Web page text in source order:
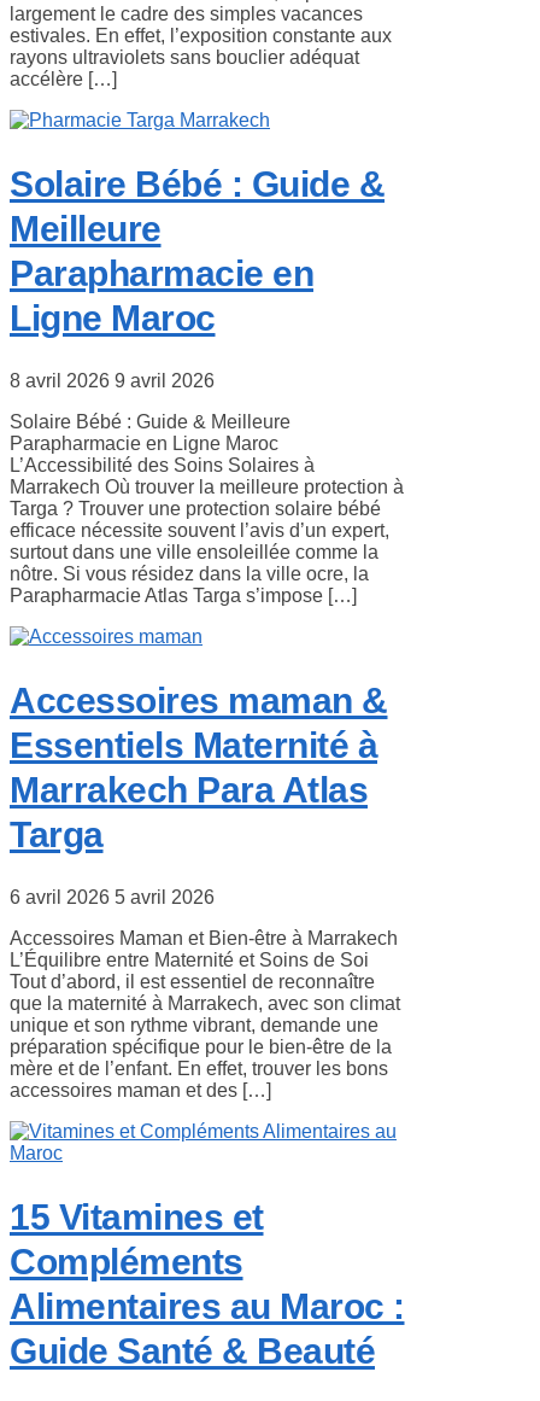
largement le cadre des simples vacances
estivales. En effet, l’exposition constante aux
rayons ultraviolets sans bouclier adéquat
accélère […]
Solaire Bébé : Guide &
Meilleure
Parapharmacie en
Ligne Maroc
8 avril 2026 9 avril 2026
Solaire Bébé : Guide & Meilleure
Parapharmacie en Ligne Maroc
L’Accessibilité des Soins Solaires à
Marrakech Où trouver la meilleure protection à
Targa ? Trouver une protection solaire bébé
efficace nécessite souvent l’avis d’un expert,
surtout dans une ville ensoleillée comme la
nôtre. Si vous résidez dans la ville ocre, la
Parapharmacie Atlas Targa s’impose […]
Accessoires maman &
Essentiels Maternité à
Marrakech Para Atlas
Targa
6 avril 2026 5 avril 2026
Accessoires Maman et Bien-être à Marrakech
L’Équilibre entre Maternité et Soins de Soi
Tout d’abord, il est essentiel de reconnaître
que la maternité à Marrakech, avec son climat
unique et son rythme vibrant, demande une
préparation spécifique pour le bien-être de la
mère et de l’enfant. En effet, trouver les bons
accessoires maman et des […]
15 Vitamines et
Compléments
Alimentaires au Maroc :
Guide Santé & Beauté